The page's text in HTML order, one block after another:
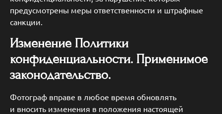
предусмотрены меры ответственности и штрафные
санкции.
Изменение Политики
конфиденциальности. Применимое
законодательство.
Фотограф вправе в любое время обновлять
и вносить изменения в положения настоящей